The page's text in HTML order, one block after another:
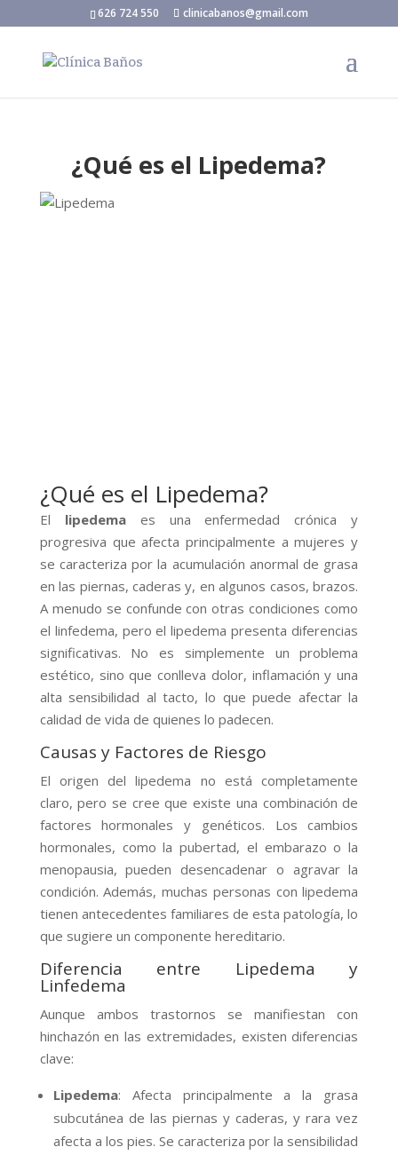
626 724 550 clinicabanos@gmail.com
¿Qué es el Lipedema?
¿Qué es el Lipedema?
El lipedemaes una enfermedad crónica y
progresiva que afecta principalmente a mujeres y
se caracteriza por la acumulación anormal de grasa
en las piernas, caderas y, en algunos casos, brazos.
A menudo se confunde con otras condiciones como
el linfedema, pero el lipedema presenta diferencias
significativas. No es simplemente un problema
estético, sino que conlleva dolor, inflamación y una
alta sensibilidad al tacto, lo que puede afectar la
calidad de vida de quienes lo padecen.
Causas y Factores de Riesgo
El origen del lipedema no está completamente
claro, pero se cree que existe una combinación de
factores hormonales y genéticos. Los cambios
hormonales, como la pubertad, el embarazo o la
menopausia, pueden desencadenar o agravar la
condición. Además, muchas personas con lipedema
tienen antecedentes familiares de esta patología, lo
que sugiere un componente hereditario.
Diferencia entre Lipedema y
Linfedema
Aunque ambos trastornos se manifiestan con
hinchazón en las extremidades, existen diferencias
clave:
Lipedema: Afecta principalmente a la grasa
subcutánea de las piernas y caderas, y rara vez
afecta a los pies. Se caracteriza por la sensibilidad